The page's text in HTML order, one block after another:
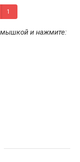
1
мышкой и нажмите: